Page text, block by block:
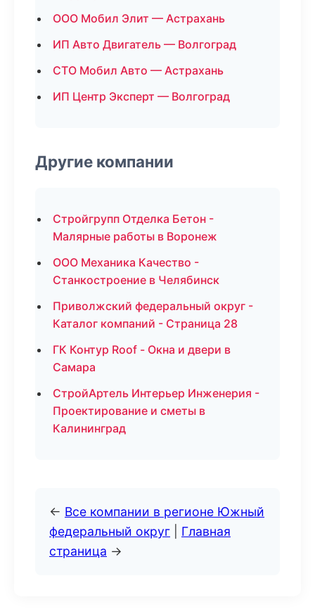
ООО Мобил Элит — Астрахань
ИП Авто Двигатель — Волгоград
СТО Мобил Авто — Астрахань
ИП Центр Эксперт — Волгоград
Другие компании
Стройгрупп Отделка Бетон -
Малярные работы в Воронеж
ООО Механика Качество -
Станкостроение в Челябинск
Приволжский федеральный округ -
Каталог компаний - Страница 28
ГК Контур Roof - Окна и двери в
Самара
СтройАртель Интерьер Инженерия -
Проектирование и сметы в
Калининград
← Все компании в регионе Южный
федеральный округ
Главная
страница →